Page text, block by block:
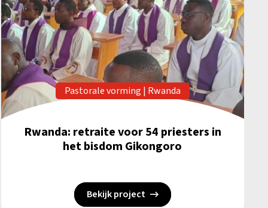
Pastorale vorming | Rwanda
Rwanda: retraite voor 54 priesters in
het bisdom Gikongoro
Bekijk project